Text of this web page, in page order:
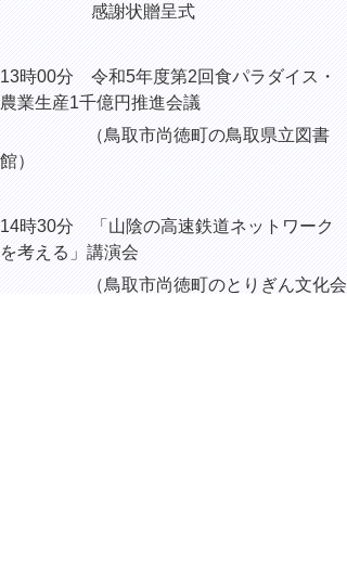
感謝状贈呈式
13時00分 令和5年度第2回食パラダイス・
農業生産1千億円推進会議
（鳥取市尚徳町の鳥取県立図書
館）
14時30分 「山陰の高速鉄道ネットワーク
を考える」講演会
（鳥取市尚徳町のとりぎん文化会